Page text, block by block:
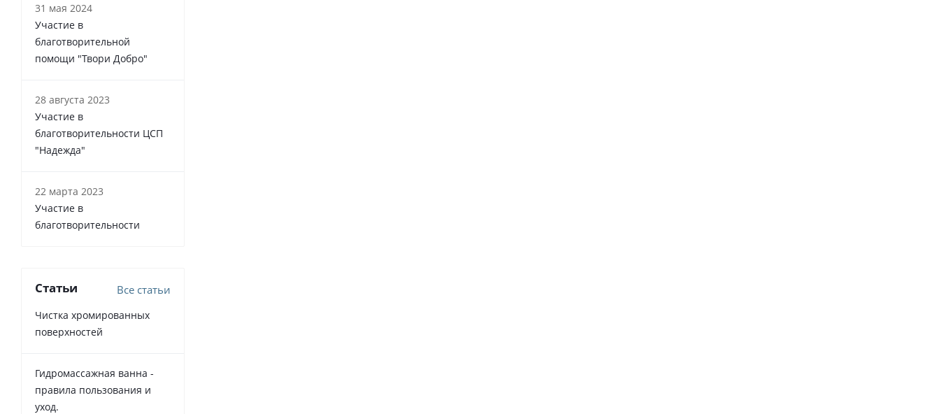
31 мая 2024
Участие в
благотворительной
помощи "Твори Добро"
28 августа 2023
Участие в
благотворительности ЦСП
"Надежда"
22 марта 2023
Участие в
благотворительности
Статьи Все статьи
Чистка хромированных
поверхностей
Гидромассажная ванна -
правила пользования и
уход.